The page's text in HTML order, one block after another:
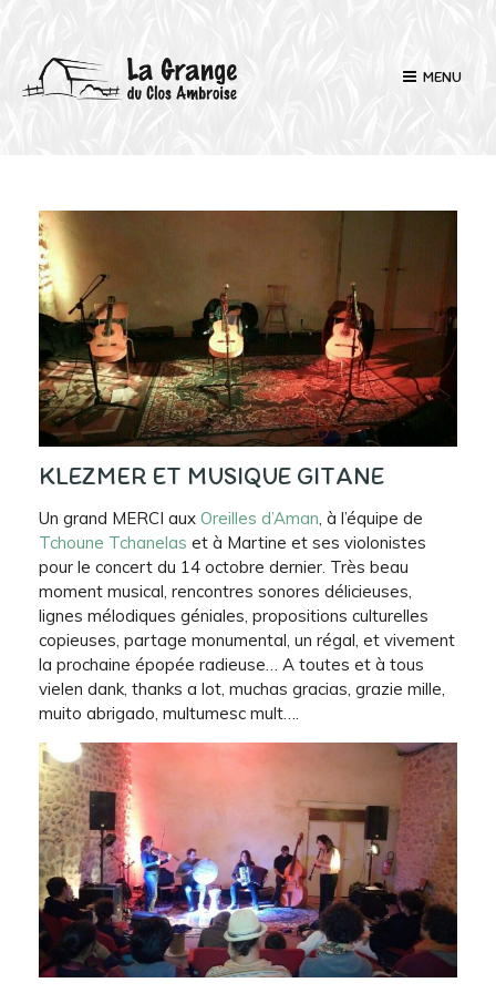
MENU
KLEZMER ET MUSIQUE GITANE
Un grand MERCI aux Oreilles d’Aman , à l’équipe de
Tchoune Tchanelas et à Martine et ses violonistes
pour le concert du 14 octobre dernier. Très beau
moment musical, rencontres sonores délicieuses,
lignes mélodiques géniales, propositions culturelles
copieuses, partage monumental, un régal, et vivement
la prochaine épopée radieuse… A toutes et à tous
vielen dank, thanks a lot, muchas gracias, grazie mille,
muito abrigado, multumesc mult….